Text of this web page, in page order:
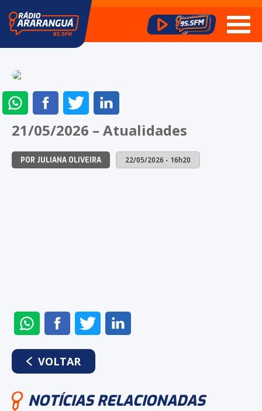
ENVIAR
NO
WHATSAPP
COMPARTILHAR
NO
FACEBOOK
COMPARTILHAR
NO
TWITTERLINKEDIN
21/05/2026 – Atualidades
POR JULIANA OLIVEIRA 22/05/2026 - 16h20
ENVIAR
NO
WHATSAPP
COMPARTILHAR
NO
FACEBOOK
COMPARTILHAR
NO
VOLTAR
NOTÍCIAS RELACIONADAS